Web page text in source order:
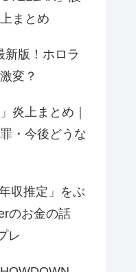
まとめ
新版！ホロラ
変？
炎上まとめ｜
・今後どうな
収推定」をぶ
のお金の話
レ